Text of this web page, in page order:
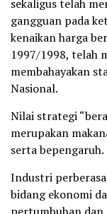
sekaligus telah
gangguan pada
kenaikan harga
1997/1998, telah
membahayakan
Nasional.
Nilai strategi
merupakan
serta bepengaruh.
Industri
bidang ekonomi